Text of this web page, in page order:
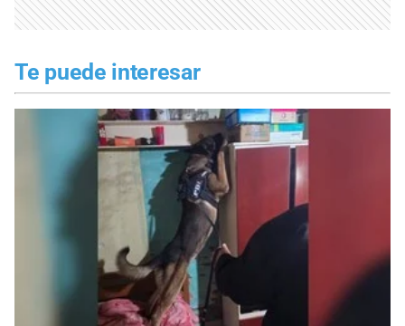
Te puede interesar